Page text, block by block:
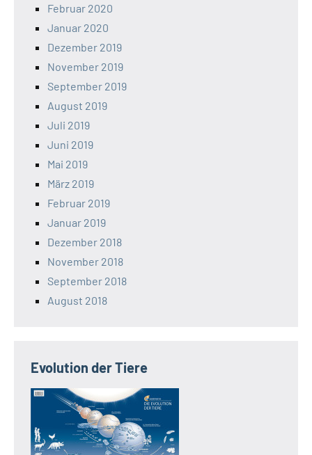
Februar 2020
Januar 2020
Dezember 2019
November 2019
September 2019
August 2019
Juli 2019
Juni 2019
Mai 2019
März 2019
Februar 2019
Januar 2019
Dezember 2018
November 2018
September 2018
August 2018
Evolution der Tiere